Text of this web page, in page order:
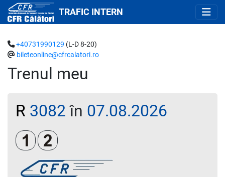
TRAFIC INTERN
Trenul meu
+40731990129 (L-D 8-20)
bileteonline@cfrcalatori.ro
R 3082 în 07.08.2026
Clasa 1Clasa a 2-a